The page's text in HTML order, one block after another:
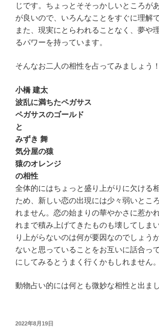
じです。ちょっとそそっかしいところが
が良いので、いろんなことをすぐに理解
また、現実にとらわれることなく、夢や
るパワーを持っています。
そんなお二人の相性を占ってみましょう！
小橋 建太
波乱に満ちたペガサス
ペガサスのゴールド
と
みずき 舞
気分屋の猿
猿のオレンジ
の相性
全体的にはちょっと盛り上がりに欠ける
ため、新しい恋の出現には少々弱いとこ
れません。恋の始まりの華やかさに惹か
れまで積み上げてきたものも壊してしま
り上がらないのは何が要因なのでしょう
ないと思っていることをお互いに話合っ
にしてみるとうまく行くかもしれません。
動物占い的には何とも微妙な相性と出ま
投
2022年8月19日